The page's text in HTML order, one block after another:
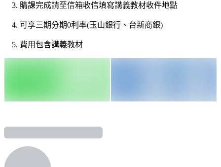
購課完成請至信箱收信填寫講義教材收件地點
可享三期分期0利率(玉山銀行、台新商銀)
費用包含講義教材